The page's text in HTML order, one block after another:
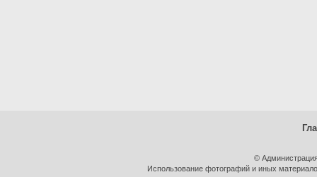
©
Использование фотографий и иных